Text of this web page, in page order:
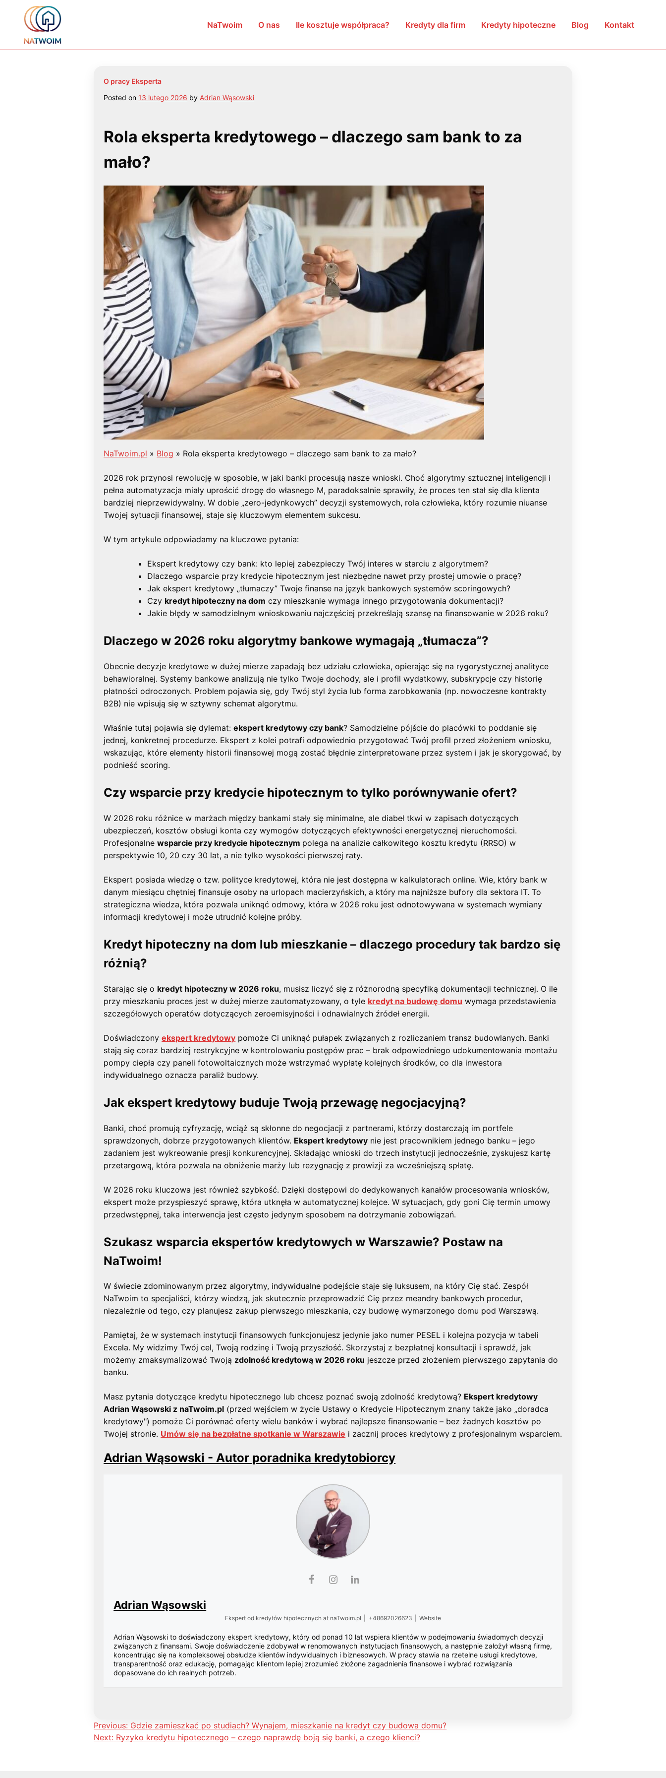
contentWybierzmy razem najlepszy kredyt hipoteczny w Warszawie
NaTwoim O nas Ile kosztuje współpraca? Kredyty dla firm Kredyty hipoteczne Blog Kontakt
O pracy Eksperta
Posted on 13 lutego 2026 by Adrian Wąsowski
Rola eksperta kredytowego – dlaczego sam bank to za
mało?
NaTwoim.pl » Blog » Rola eksperta kredytowego – dlaczego sam bank to za mało?
2026 rok przynosi rewolucję w sposobie, w jaki banki procesują nasze wnioski. Choć algorytmy sztucznej inteligencji i
pełna automatyzacja miały uprościć drogę do własnego M, paradoksalnie sprawiły, że proces ten stał się dla klienta
bardziej nieprzewidywalny. W dobie „zero-jedynkowych” decyzji systemowych, rola człowieka, który rozumie niuanse
Twojej sytuacji finansowej, staje się kluczowym elementem sukcesu.
W tym artykule odpowiadamy na kluczowe pytania:
Ekspert kredytowy czy bank: kto lepiej zabezpieczy Twój interes w starciu z algorytmem?
Dlaczego wsparcie przy kredycie hipotecznym jest niezbędne nawet przy prostej umowie o pracę?
Jak ekspert kredytowy „tłumaczy” Twoje finanse na język bankowych systemów scoringowych?
Czy kredyt hipoteczny na dom czy mieszkanie wymaga innego przygotowania dokumentacji?
Jakie błędy w samodzielnym wnioskowaniu najczęściej przekreślają szansę na finansowanie w 2026 roku?
Dlaczego w 2026 roku algorytmy bankowe wymagają „tłumacza”?
Obecnie decyzje kredytowe w dużej mierze zapadają bez udziału człowieka, opierając się na rygorystycznej analityce
behawioralnej. Systemy bankowe analizują nie tylko Twoje dochody, ale i profil wydatkowy, subskrypcje czy historię
płatności odroczonych. Problem pojawia się, gdy Twój styl życia lub forma zarobkowania (np. nowoczesne kontrakty
B2B) nie wpisują się w sztywny schemat algorytmu.
Właśnie tutaj pojawia się dylemat:ekspert kredytowy czy bank? Samodzielne pójście do placówki to poddanie się
jednej, konkretnej procedurze. Ekspert z kolei potrafi odpowiednio przygotować Twój profil przed złożeniem wniosku,
wskazując, które elementy historii finansowej mogą zostać błędnie zinterpretowane przez system i jak je skorygować, by
podnieść scoring.
Czy wsparcie przy kredycie hipotecznym to tylko porównywanie ofert?
W 2026 roku różnice w marżach między bankami stały się minimalne, ale diabeł tkwi w zapisach dotyczących
ubezpieczeń, kosztów obsługi konta czy wymogów dotyczących efektywności energetycznej nieruchomości.
Profesjonalnewsparcie przy kredycie hipotecznym polega na analizie całkowitego kosztu kredytu (RRSO) w
perspektywie 10, 20 czy 30 lat, a nie tylko wysokości pierwszej raty.
Ekspert posiada wiedzę o tzw. polityce kredytowej, która nie jest dostępna w kalkulatorach online. Wie, który bank w
danym miesiącu chętniej finansuje osoby na urlopach macierzyńskich, a który ma najniższe bufory dla sektora IT. To
strategiczna wiedza, która pozwala uniknąć odmowy, która w 2026 roku jest odnotowywana w systemach wymiany
informacji kredytowej i może utrudnić kolejne próby.
Kredyt hipoteczny na dom lub mieszkanie – dlaczego procedury tak bardzo się
różnią?
Starając się o kredyt hipoteczny w 2026 roku, musisz liczyć się z różnorodną specyfiką dokumentacji technicznej. O ile
przy mieszkaniu proces jest w dużej mierze zautomatyzowany, o tyle kredyt na budowę domu wymaga przedstawienia
szczegółowych operatów dotyczących zeroemisyjności i odnawialnych źródeł energii.
Doświadczonyekspert kredytowy pomoże Ci uniknąć pułapek związanych z rozliczaniem transz budowlanych. Banki
stają się coraz bardziej restrykcyjne w kontrolowaniu postępów prac – brak odpowiedniego udokumentowania montażu
pompy ciepła czy paneli fotowoltaicznych może wstrzymać wypłatę kolejnych środków, co dla inwestora
indywidualnego oznacza paraliż budowy.
Jak ekspert kredytowy buduje Twoją przewagę negocjacyjną?
Banki, choć promują cyfryzację, wciąż są skłonne do negocjacji z partnerami, którzy dostarczają im portfele
sprawdzonych, dobrze przygotowanych klientów. Ekspert kredytowy nie jest pracownikiem jednego banku – jego
zadaniem jest wykreowanie presji konkurencyjnej. Składając wnioski do trzech instytucji jednocześnie, zyskujesz kartę
przetargową, która pozwala na obniżenie marży lub rezygnację z prowizji za wcześniejszą spłatę.
W 2026 roku kluczowa jest również szybkość. Dzięki dostępowi do dedykowanych kanałów procesowania wniosków,
ekspert może przyspieszyć sprawę, która utknęła w automatycznej kolejce. W sytuacjach, gdy goni Cię termin umowy
przedwstępnej, taka interwencja jest często jedynym sposobem na dotrzymanie zobowiązań.
Szukasz wsparcia ekspertów kredytowych w Warszawie? Postaw na
NaTwoim!
W świecie zdominowanym przez algorytmy, indywidualne podejście staje się luksusem, na który Cię stać. Zespół
NaTwoim to specjaliści, którzy wiedzą, jak skutecznie przeprowadzić Cię przez meandry bankowych procedur,
niezależnie od tego, czy planujesz zakup pierwszego mieszkania, czy budowę wymarzonego domu pod Warszawą.
Pamiętaj, że w systemach instytucji finansowych funkcjonujesz jedynie jako numer PESEL i kolejna pozycja w tabeli
Excela. My widzimy Twój cel, Twoją rodzinę i Twoją przyszłość. Skorzystaj z bezpłatnej konsultacji i sprawdź, jak
możemy zmaksymalizować Twoją zdolność kredytową w 2026 roku jeszcze przed złożeniem pierwszego zapytania do
banku.
Masz pytania dotyczące kredytu hipotecznego lub chcesz poznać swoją zdolność kredytową? Ekspert kredytowy
Adrian Wąsowski z naTwoim.pl (przed wejściem w życie Ustawy o Kredycie Hipotecznym znany także jako „doradca
kredytowy") pomoże Ci porównać oferty wielu banków i wybrać najlepsze finansowanie – bez żadnych kosztów po
Twojej stronie. Umów się na bezpłatne spotkanie w Warszawie i zacznij proces kredytowy z profesjonalnym wsparciem.
Adrian Wąsowski - Autor poradnika kredytobiorcy
Adrian Wąsowski
Ekspert od kredytów hipotecznych at naTwoim.pl +48692026623 Website
Adrian Wąsowski to doświadczony ekspert kredytowy, który od ponad 10 lat wspiera klientów w podejmowaniu świadomych decyzji
związanych z finansami. Swoje doświadczenie zdobywał w renomowanych instytucjach finansowych, a następnie założył własną firmę,
koncentrując się na kompleksowej obsłudze klientów indywidualnych i biznesowych. W pracy stawia na rzetelne usługi kredytowe,
transparentność oraz edukację, pomagając klientom lepiej zrozumieć złożone zagadnienia finansowe i wybrać rozwiązania
dopasowane do ich realnych potrzeb.
Nawigacja
wpisu
Previous: Gdzie zamieszkać po studiach? Wynajem, mieszkanie na kredyt czy budowa domu?
Next: Ryzyko kredytu hipotecznego – czego naprawdę boją się banki, a czego klienci?